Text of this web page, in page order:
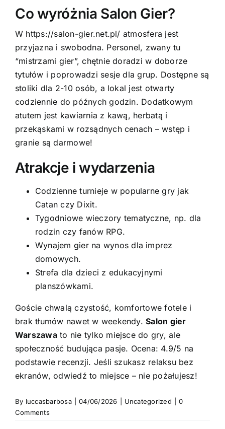
Co wyróżnia Salon Gier?
W https://salon-gier.net.pl/ atmosfera jest
przyjazna i swobodna. Personel, zwany tu
“mistrzami gier”, chętnie doradzi w doborze
tytułów i poprowadzi sesje dla grup. Dostępne są
stoliki dla 2-10 osób, a lokal jest otwarty
codziennie do późnych godzin. Dodatkowym
atutem jest kawiarnia z kawą, herbatą i
przekąskami w rozsądnych cenach – wstęp i
granie są darmowe!
Atrakcje i wydarzenia
Codzienne turnieje w popularne gry jak
Catan czy Dixit.
Tygodniowe wieczory tematyczne, np. dla
rodzin czy fanów RPG.
Wynajem gier na wynos dla imprez
domowych.
Strefa dla dzieci z edukacyjnymi
planszówkami.
Goście chwalą czystość, komfortowe fotele i
brak tłumów nawet w weekendy.Salon gier
Warszawato nie tylko miejsce do gry, ale
społeczność budująca pasje. Ocena: 4.9/5 na
podstawie recenzji. Jeśli szukasz relaksu bez
ekranów, odwiedź to miejsce – nie pożałujesz!
By luccasbarbosa 04/06/2026 Uncategorized
0
Comments